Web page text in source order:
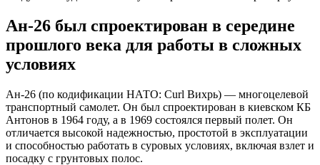
Ан-26 был спроектирован в середине
прошлого века для работы в сложных
условиях
Ан-26 (по кодификации НАТО: Curl Вихрь) — многоцелевой
транспортный самолет. Он был спроектирован в киевском КБ
Антонов в 1964 году, а в 1969 состоялся первый полет. Он
отличается высокой надежностью, простотой в эксплуатации
и способностью работать в суровых условиях, включая взлет и
посадку с грунтовых полос.